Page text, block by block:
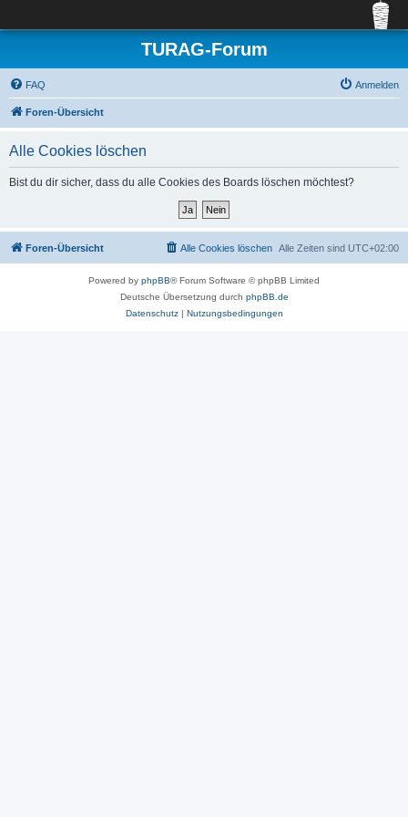
TURAG-Forum
FAQ Anmelden
Foren-Übersicht
Alle Cookies löschen
Bist du dir sicher, dass du alle Cookies des Boards löschen möchtest?
Foren-Übersicht Alle Zeiten sind UTC+02:00
Alle Cookies löschen
Powered by phpBB® Forum Software © phpBB Limited
Deutsche Übersetzung durch phpBB.de
Datenschutz| Nutzungsbedingungen